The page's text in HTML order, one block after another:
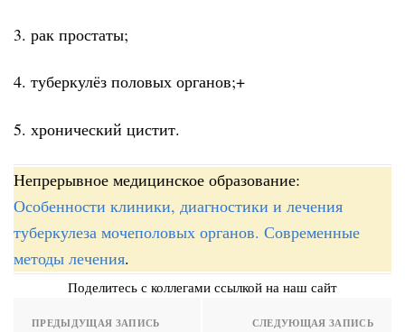
3. рак простаты;
4. туберкулёз половых органов;+
5. хронический цистит.
Непрерывное медицинское образование:
Особенности клиники, диагностики и лечения
туберкулеза мочеполовых органов. Современные
методы лечения.
Поделитесь с коллегами ссылкой на наш сайт
ПРЕДЫДУЩАЯ ЗАПИСЬ СЛЕДУЮЩАЯ ЗАПИСЬ